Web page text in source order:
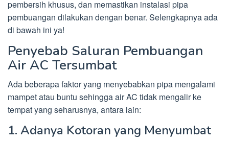
pembersih khusus, dan memastikan instalasi pipa
pembuangan dilakukan dengan benar. Selengkapnya ada
di bawah ini ya!
Penyebab Saluran Pembuangan
Air AC Tersumbat
Ada beberapa faktor yang menyebabkan pipa mengalami
mampet atau buntu sehingga air AC tidak mengalir ke
tempat yang seharusnya, antara lain:
1. Adanya Kotoran yang Menyumbat